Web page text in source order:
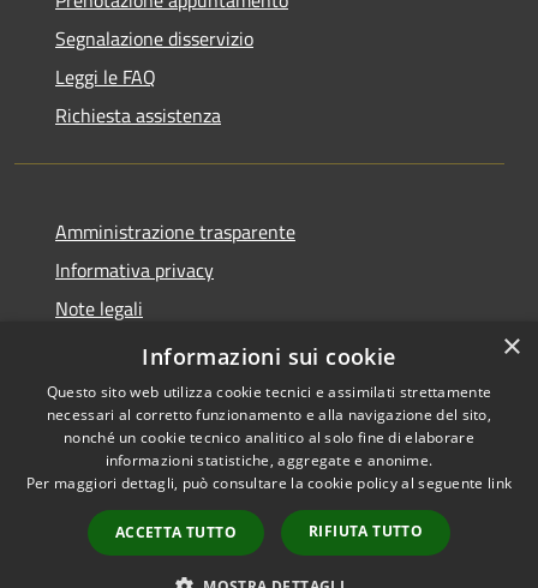
Segnalazione disservizio
Leggi le FAQ
Richiesta assistenza
Amministrazione trasparente
Informativa privacy
Note legali
Dichiarazione di accessibilità
Accessibilità
Copyright © 2026 • Comune di
Abbateggio • Powered by
Municipium•
Accesso
redazione
×
Informazioni sui cookie
Questo sito web utilizza cookie tecnici e assimilati strettamente
necessari al corretto funzionamento e alla navigazione del sito,
nonché un cookie tecnico analitico al solo fine di elaborare
informazioni statistiche, aggregate e anonime.
Per maggiori dettagli, può consultare la cookie policy al seguente link
ACCETTA TUTTO RIFIUTA TUTTO